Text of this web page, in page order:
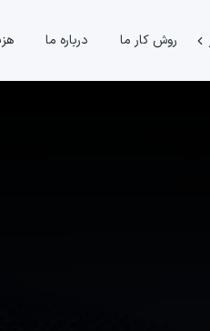
روش کار ما درباره ما